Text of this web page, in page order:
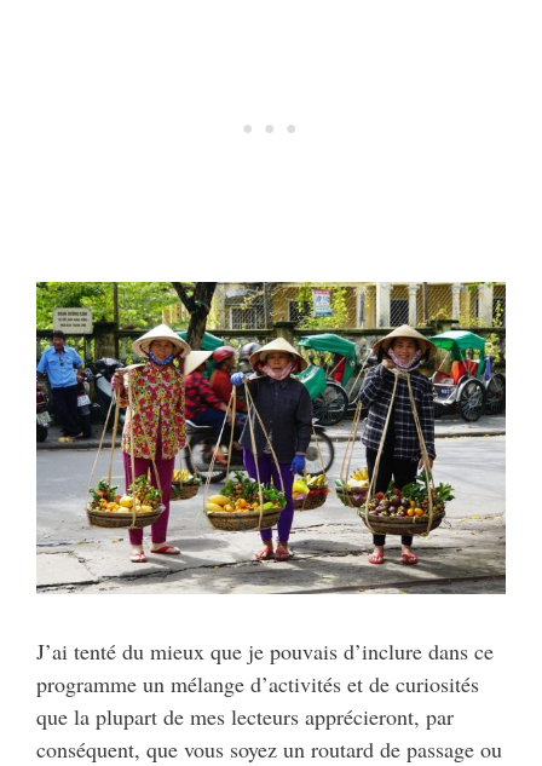
J’ai tenté du mieux que je pouvais d’inclure dans ce
programme un mélange d’activités et de curiosités
que la plupart de mes lecteurs apprécieront, par
conséquent, que vous soyez un routard de passage ou